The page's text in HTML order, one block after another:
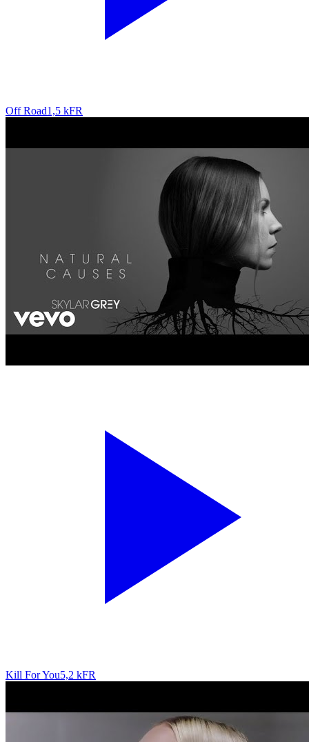
Off Road1,5 kFR
Kill For You5,2 kFR